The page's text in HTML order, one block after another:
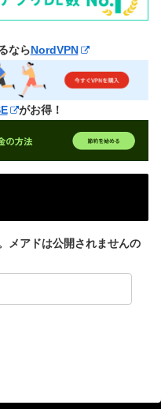
ならNordVPN
がお得！
メアドは公開されませんの